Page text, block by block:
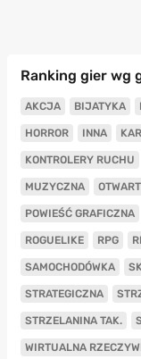
Ranking gier wg
AKCJA BIJATYKA
HORROR INNA
KONTROLERY RUCHU
MUZYCZNA
POWIEŚĆ GRAFICZNA
ROGUELIKE RPG
SAMOCHODÓWKA
STRATEGICZNA
STRZELANINA TAK.
WIRTUALNA